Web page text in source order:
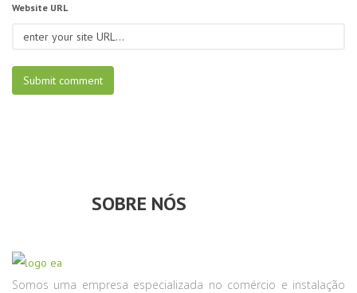
Website URL
SOBRE NÓS
Somos uma empresa especializada no comércio e instalação